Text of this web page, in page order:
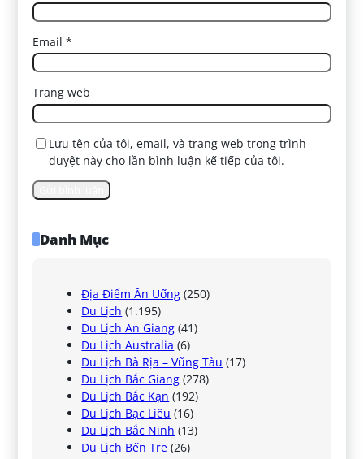
Email*
Trang web
Lưu tên của tôi, email, và trang web trong trình
duyệt này cho lần bình luận kế tiếp của tôi.
Danh Mục
Địa Điểm Ăn Uống (250)
Du Lịch (1.195)
Du Lịch An Giang (41)
Du Lịch Australia (6)
Du Lịch Bà Rịa – Vũng Tàu (17)
Du Lịch Bắc Giang (278)
Du Lịch Bắc Kạn (192)
Du Lịch Bạc Liêu (16)
Du Lịch Bắc Ninh (13)
Du Lịch Bến Tre (26)